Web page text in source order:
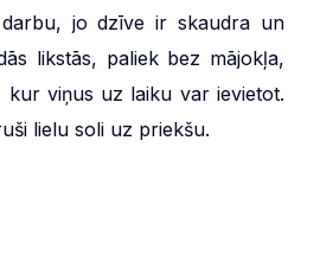
jo dzīve ir skaudra un
likstās, paliek bez mājokļa,
viņus uz laiku var ievietot.
lielu soli uz priekšu.